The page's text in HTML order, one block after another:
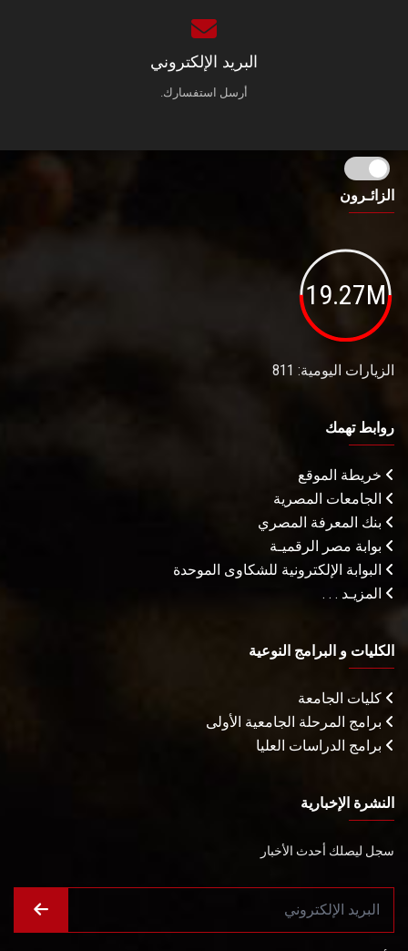
البريد الإلكتروني
أرسل استفسارك.
الزائـرون
19.27M
الزيارات اليومية: 811
روابط تهمك
خريطة الموقع
الجامعات المصرية
بنك المعرفة المصري
بوابة مصر الرقميـة
البوابة الإلكترونية للشكاوى الموحدة
المزيـد . . .
الكليات و البرامج النوعية
كليات الجامعة
برامج المرحلة الجامعية الأولى
برامج الدراسات العليا
النشرة الإخبارية
سجل ليصلك أحدث الأخبار